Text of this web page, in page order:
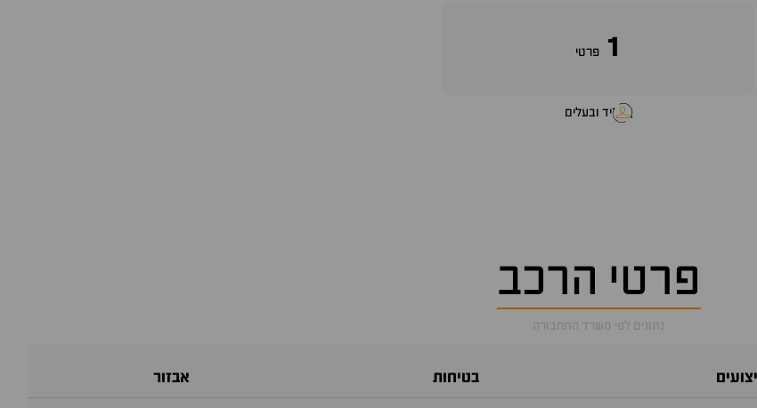
1 פרטי
יד ובעלים
פרטי הרכב
נתונים לפי משרד התחבורה
בטיחות אבזור